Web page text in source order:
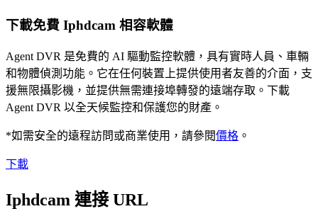
下載免費 Iphdcam 相容軟體
Agent DVR 是免費的 AI 驅動監控軟體，具有實時人員、車輛
和物體偵測功能。它在任何裝置上提供使用者友善的介面，支
援無限攝影機，並提供無需連接埠轉發的遠端存取。下載
Agent DVR 以全天候監控和保護您的財產。
*如需安全的遠程訪問或商業使用，請參閱價格 。
下載
Iphdcam 連接 URL